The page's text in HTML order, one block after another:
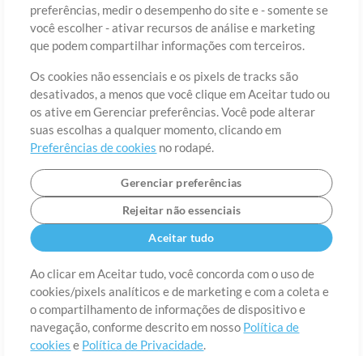
preferências, medir o desempenho do site e - somente se
você escolher - ativar recursos de análise e marketing
que podem compartilhar informações com terceiros.
Os cookies não essenciais e os pixels de tracks são
desativados, a menos que você clique em Aceitar tudo ou
os ative em Gerenciar preferências. Você pode alterar
suas escolhas a qualquer momento, clicando em
Preferências de cookies no rodapé.
Gerenciar preferências
Rejeitar não essenciais
Aceitar tudo
Ao clicar em Aceitar tudo, você concorda com o uso de
cookies/pixels analíticos e de marketing e com a coleta e
o compartilhamento de informações de dispositivo e
navegação, conforme descrito em nosso Política de
cookies e Política de Privacidade.
País CEP
Estado Idioma
Sobre Termos de Uso Política de Privacidade
Preferências de
cookies
Contato
©2006-2026 por MultiTracks LLC. Todos os Direitos Reservados.